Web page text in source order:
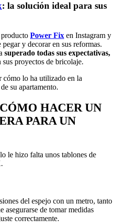
: la solución ideal para sus
Power Fix en Instagram y
y decorar en sus reformas.
superado todas sus expectativas,
sus proyectos de bricolaje.
cómo lo ha utilizado en la
su apartamento.
HACER UN
PARA UN
le hizo falta unos tablones de
del espejo con un metro, tanto
asegurarse de tomar medidas
correctamente.